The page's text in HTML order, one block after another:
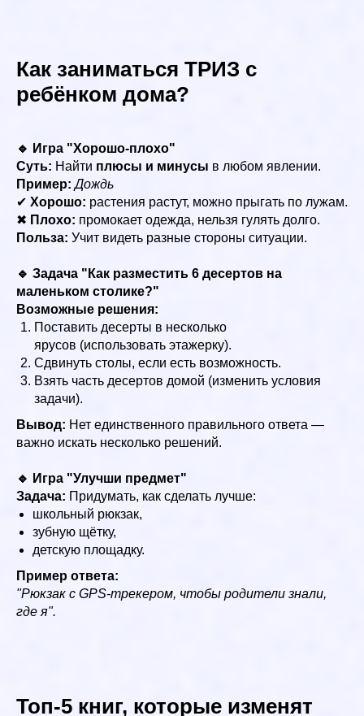
Как заниматься ТРИЗ с
ребёнком дома?
🔹 Игра "Хорошо-плохо"
Суть: Найти плюсы и минусы в любом явлении.
Пример:Дождь
✔ Хорошо: растения растут, можно прыгать по лужам.
✖ Плохо: промокает одежда, нельзя гулять долго.
Польза: Учит видеть разные стороны ситуации.
🔹 Задача "Как разместить 6 десертов на
маленьком столике?"
Возможные решения:
Поставить десерты в несколько
ярусов (использовать этажерку).
Сдвинуть столы, если есть возможность.
Взять часть десертов домой (изменить условия
задачи).
Вывод: Нет единственного правильного ответа —
важно искать несколько решений.
🔹 Игра "Улучши предмет"
Задача: Придумать, как сделать лучше:
школьный рюкзак,
зубную щётку,
детскую площадку.
Пример ответа:
"Рюкзак с GPS-трекером, чтобы родители знали,
где я".
Топ-5 книг, которые изменят